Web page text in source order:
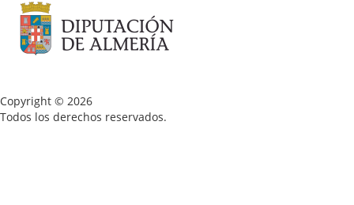
Copyright © 2026
Todos los derechos reservados.